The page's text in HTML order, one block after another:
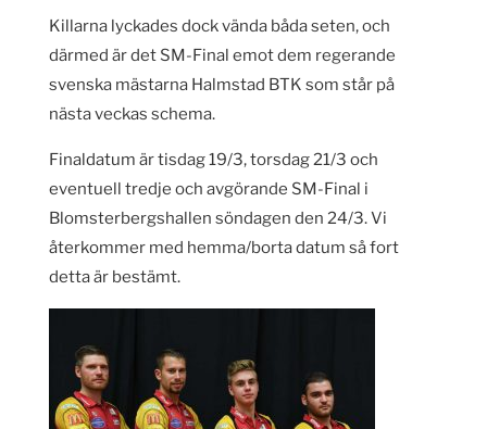
Killarna lyckades dock vända båda seten, och
därmed är det SM-Final emot dem regerande
svenska mästarna Halmstad BTK som står på
nästa veckas schema.
Finaldatum är tisdag 19/3, torsdag 21/3 och
eventuell tredje och avgörande SM-Final i
Blomsterbergshallen söndagen den 24/3. Vi
återkommer med hemma/borta datum så fort
detta är bestämt.